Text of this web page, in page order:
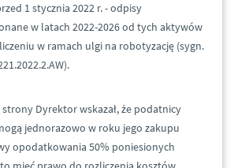
1 stycznia 2022 r. - odpisy
w latach 2022-2026 od tych aktywów
w ramach ulgi na robotyzację (sygn.
Dyrektor wskazał, że podatnicy
jednorazowo w roku jego zakupu
opodatkowania 50% poniesionych